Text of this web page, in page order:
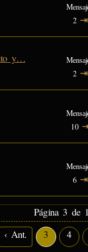
2 ⇥
y…
2 ⇥
10
6 ⇥
Página 3 de
‹ Ant.
3 4